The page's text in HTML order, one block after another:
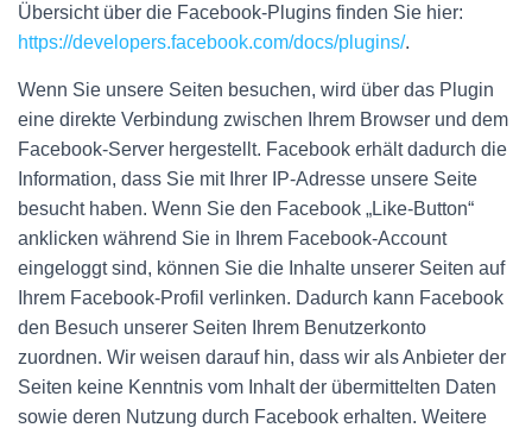
Übersicht über die Facebook-Plugins finden Sie hier:
https://developers.facebook.com/docs/plugins/.
Wenn Sie unsere Seiten besuchen, wird über das Plugin
eine direkte Verbindung zwischen Ihrem Browser und dem
Facebook-Server hergestellt. Facebook erhält dadurch die
Information, dass Sie mit Ihrer IP-Adresse unsere Seite
besucht haben. Wenn Sie den Facebook „Like-Button“
anklicken während Sie in Ihrem Facebook-Account
eingeloggt sind, können Sie die Inhalte unserer Seiten auf
Ihrem Facebook-Profil verlinken. Dadurch kann Facebook
den Besuch unserer Seiten Ihrem Benutzerkonto
zuordnen. Wir weisen darauf hin, dass wir als Anbieter der
Seiten keine Kenntnis vom Inhalt der übermittelten Daten
sowie deren Nutzung durch Facebook erhalten. Weitere